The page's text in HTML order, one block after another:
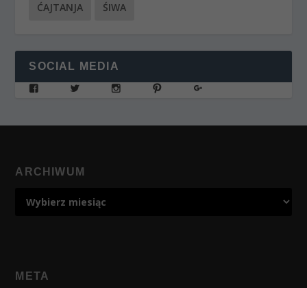
ĆAJTANJA ŚIWA
SOCIAL MEDIA
ARCHIWUM
META